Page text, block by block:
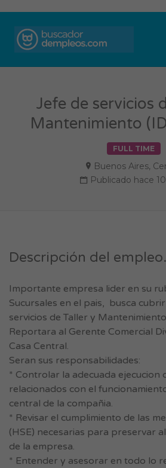
Jefe de servicios
Mantenimiento
FULL TIME
Buenos Aires,
Publicado hace
Descripción del empleo.
Importante empresa lider en su
Sucursales en el pais, busca
servicios de Taller y
Reportara al Gerente Comercial
Casa Central.
Seran sus responsabilidades:
* Controlar la adecuada ejecucion
relacionados con el
central de la compañia.
* Revisar el cumplimiento de las
(HSE) necesarias para preservar
de la empresa.
* Entender y asesorar en todo lo